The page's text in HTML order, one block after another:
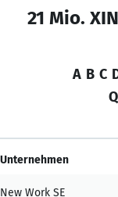
21 Mio.
A B C
Q
Unternehmen
New Work SE